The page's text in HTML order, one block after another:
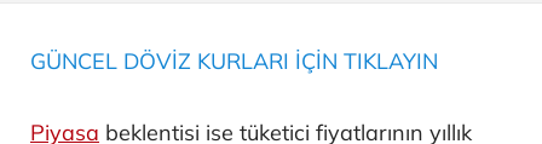
GÜNCEL DÖVİZ KURLARI İÇİN TIKLAYIN
Piyasa beklentisi ise tüketici fiyatlarının yıllık